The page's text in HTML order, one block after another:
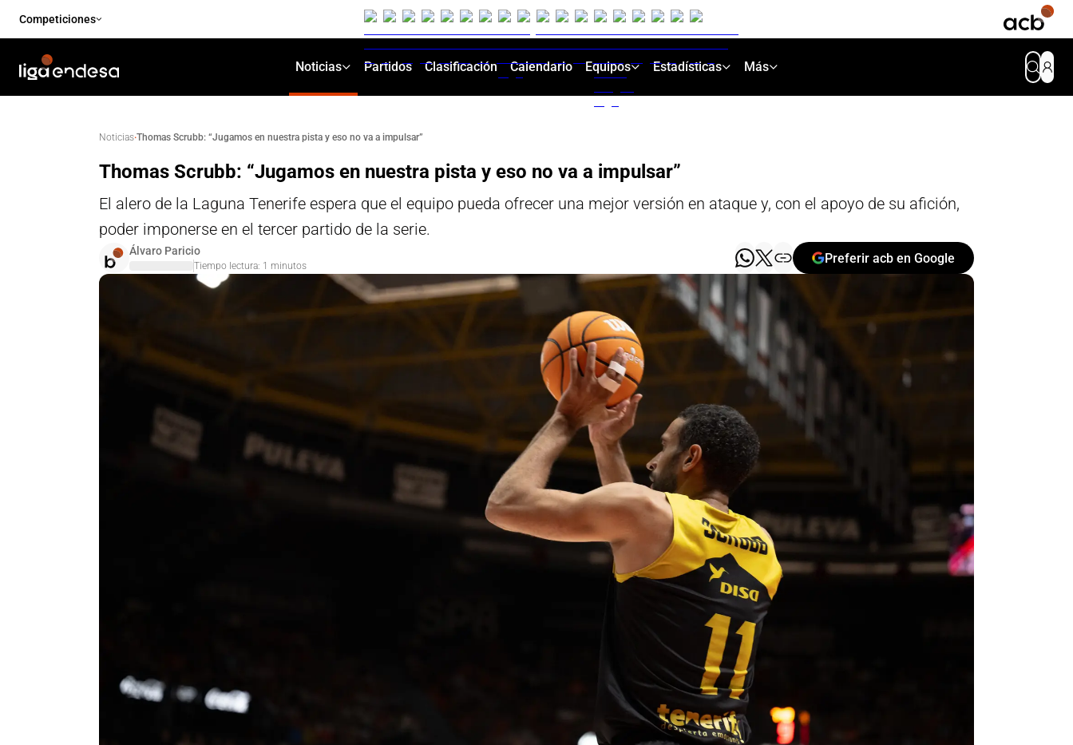
Competiciones
Noticias Partidos Clasificación Calendario Equipos Estadísticas Más
Noticias·Thomas Scrubb: “Jugamos en nuestra pista y eso no va a impulsar”
Thomas Scrubb: “Jugamos en nuestra pista y eso no va a impulsar”
El alero de la Laguna Tenerife espera que el equipo pueda ofrecer una mejor versión en ataque y, con el apoyo de su afición,
poder imponerse en el tercer partido de la serie.
Álvaro Paricio
Tiempo lectura: 1 minutos
Preferir acb en Google